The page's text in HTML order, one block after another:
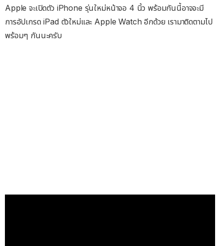
Apple จะเปิดตัว iPhone รุ่นใหม่หน้าจอ 4 นิ้ว พร้อมกันนี้อาจจะมี
การอัปเกรด iPad ตัวใหม่และ Apple Watch อีกด้วย เรามาติดตามไป
พร้อมๆ กันนะครับ